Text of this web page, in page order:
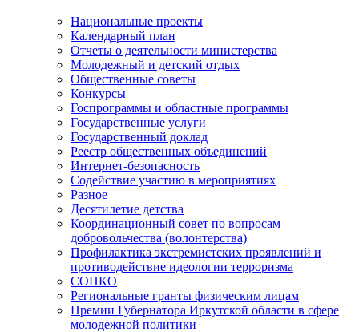
Национальные проекты
Календарный план
Отчеты о деятельности министерства
Молодежный и детский отдых
Общественные советы
Конкурсы
Госпрограммы и областные программы
Государственные услуги
Государственный доклад
Реестр общественных объединений
Интернет-безопасность
Содействие участию в мероприятиях
Разное
Десятилетие детства
Координационный совет по вопросам
добровольчества (волонтерства)
Профилактика экстремистских проявлений и
противодействие идеологии терроризма
СОНКО
Региональные гранты физическим лицам
Премии Губернатора Иркутской области в сфере
молодежной политики